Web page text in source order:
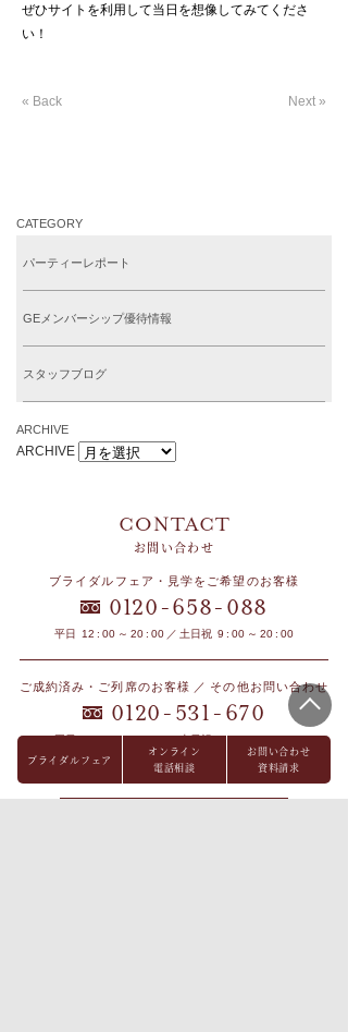
ぜひサイトを利用して当日を想像してみてくださ
い！
« Back Next »
CATEGORY
パーティーレポート
GEメンバーシップ優待情報
スタッフブログ
ARCHIVE
ARCHIVE
お問い合わせ
ブライダルフェア・見学をご希望のお客様
0120 -658- 088
平日 12 : 00 ～ 20 : 00 ／ 土日祝 9 : 00 ～ 20 : 00
ご成約済み・ご列席のお客様 ／ その他お問い合わせ
0120 - 531 - 670
平日 12 : 00 ～ 19 : 00 ／ 土日祝 9 : 00 ～ 19 : 00
※祝日を除く火曜・水曜定休
ブライダルフェア
オンライン
電話相談
お問い合わせ
資料請求